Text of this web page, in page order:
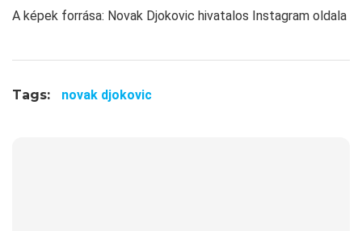
A képek forrása: Novak Djokovic hivatalos Instagram oldala
Tags: novak djokovic